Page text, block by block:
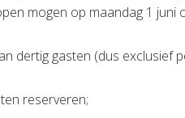
mogen op maandag 1 juni
dertig gasten (dus exclusief
reserveren;